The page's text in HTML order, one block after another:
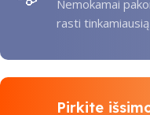
Nemokamai
rasti
Pirkite